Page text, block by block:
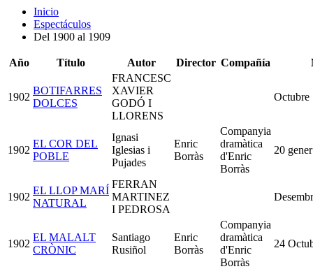
Inicio
Espectáculos
Del 1900 al 1909
Año Título Autor Director Compañía
1902
BOTIFARRES
DOLCES
FRANCESC
XAVIER
GODÓ I
LLORENS
Octubre
1902
EL COR DEL
POBLE
Ignasi
Iglesias i
Pujades
Enric
Borràs
Companyia
dramàtica
d'Enric
Borràs
20 gener
1902
EL LLOP MARÍ
NATURAL
FERRAN
MARTINEZ
I PEDROSA
1902
EL MALALT
CRÒNIC
Santiago
Rusiñol
Enric
Borràs
Companyia
dramàtica
d'Enric
Borràs
24